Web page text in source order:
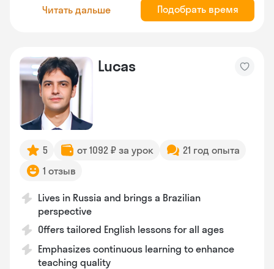
Читать дальше Подобрать время
Lucas
5 от 1092 ₽ за урок
21 год опыта
1 отзыв
Lives in Russia and brings a Brazilian
perspective
Offers tailored English lessons for all ages
Emphasizes continuous learning to enhance
teaching quality